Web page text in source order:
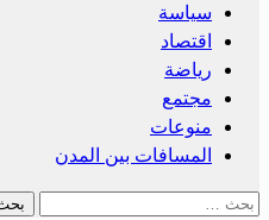
سياسة
اقتصاد
رياضة
مجتمع
منوعات
المسافات بين المدن
البحث